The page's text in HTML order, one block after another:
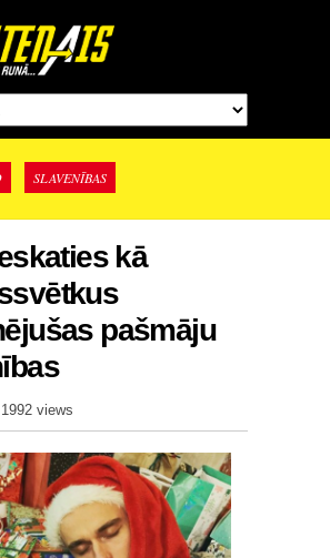
SLAVENĪBAS
kā
pašmāju
1992 views